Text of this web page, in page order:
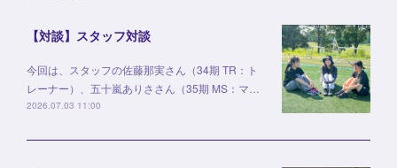
【対談】スタッフ対談
今回は、スタッフの佐藤那実さん（34期 TR：ト
レーナー）、五十嵐ありささん（35期 MS：マ…
2026.07.03 11:00